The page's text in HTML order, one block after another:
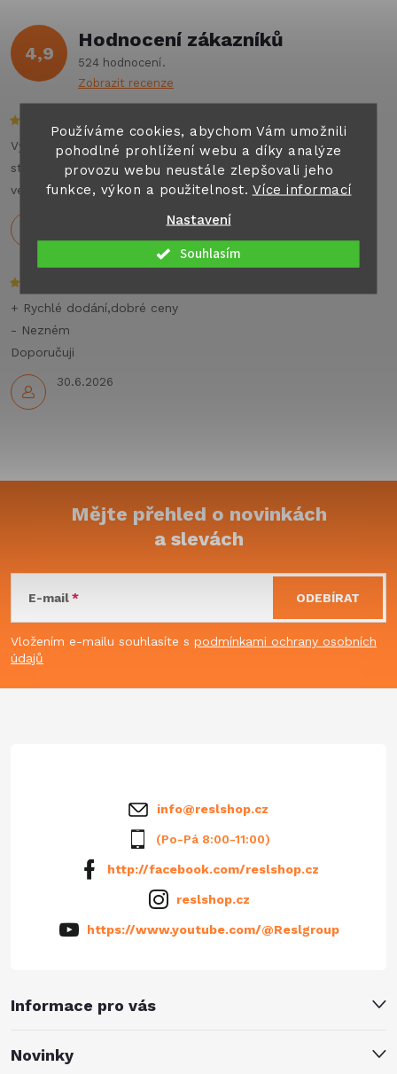
Používáme cookies, abychom Vám umožnili
pohodlné prohlížení webu a díky analýze
provozu webu neustále zlepšovali jeho
funkce, výkon a použitelnost. Více informací
Nastavení
Souhlasím
d
a
c
í
p
r
k
y
v
ý
i
4,9
Hodnocení zákazníků
524 hodnocení
Zobrazit recenze
29.7.2026
Výborné jednání , příjemný personál , auto top. Můžu na
stoprocent doporučit všem co hledají jakýkoliv pronájem
velkých aut nebo karavanu na dovolenou .
30.6.2026
+ Rychlé dodání,dobré ceny
- Nezném
Doporučuji
p
a
Mějte přehled o novinkách
a slevách
E-mail
Vložením e-mailu souhlasíte s podmínkami ochrany osobních
údajů
ODEBÍRAT
Informace pro vás
Novinky
info@reslshop.cz
(Po-Pá 8:00-11:00)
http://facebook.com/reslshop.cz
reslshop.cz
https://www.youtube.com/@Reslgroup